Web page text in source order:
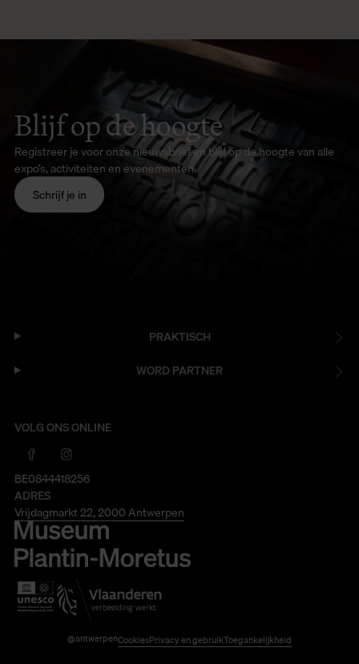
Blijf op de hoogte
Registreer je voor onze nieuwsbrief en blijf op de hoogte van alle
expo’s, activiteiten en evenementen.
Schrijf je in
PRAKTISCH
WORD PARTNER
VOLG ONS ONLINE
BE0844418256
ADRES
Vrijdagmarkt 22, 2000 Antwerpen
@antwerpenCookiesPrivacy en gebruikToegankelijkheid